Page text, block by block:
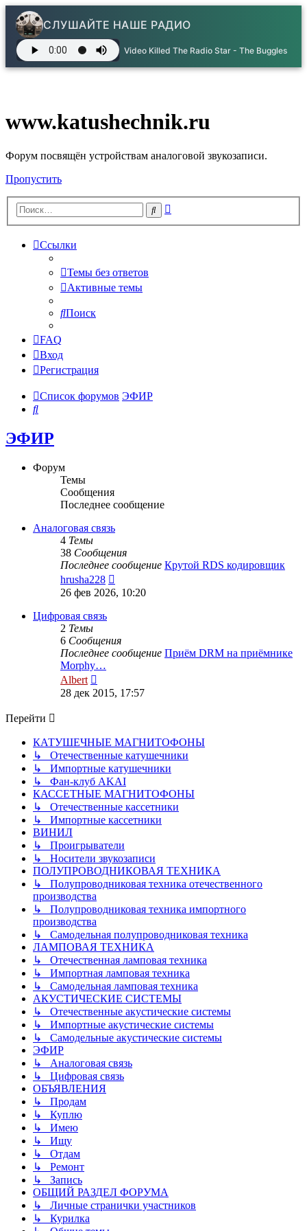
СЛУШАЙТЕ НАШЕ РАДИО
Video Killed The Radio Star - The Buggles
www.katushechnik.ru
Форум посвящён устройствам аналоговой звукозаписи.
Пропустить
Поиск
Ссылки
Темы без ответов
Активные темы
Поиск
FAQ
Вход
Регистрация
Список форумов ЭФИР
Поиск
ЭФИР
Форум
Темы
Сообщения
Последнее сообщение
Аналоговая связь
4 Темы
38 Сообщения
Последнее сообщение Крутой RDS кодировщик
hrusha228
к
последнему
26 фев 2026, 10:20
Цифровая связь
2 Темы
6 Сообщения
Последнее сообщение Приём DRM на приёмнике
Morphy…
Albert
к
последнему
28 дек 2015, 17:57
Перейти
КАТУШЕЧНЫЕ МАГНИТОФОНЫ
↳ Отечественные катушечники
↳ Импортные катушечники
↳ Фан-клуб AKAI
КАССЕТНЫЕ МАГНИТОФОНЫ
↳ Отечественные кассетники
↳ Импортные кассетники
ВИНИЛ
↳ Проигрыватели
↳ Носители звукозаписи
ПОЛУПРОВОДНИКОВАЯ ТЕХНИКА
↳ Полупроводниковая техника отечественного
производства
↳ Полупроводниковая техника импортного
производства
↳ Самодельная полупроводниковая техника
ЛАМПОВАЯ ТЕХНИКА
↳ Отечественная ламповая техника
↳ Импортная ламповая техника
↳ Самодельная ламповая техника
АКУСТИЧЕСКИЕ СИСТЕМЫ
↳ Отечественные акустические системы
↳ Импортные акустические системы
↳ Самодельные акустические системы
ЭФИР
↳ Аналоговая связь
↳ Цифровая связь
ОБЪЯВЛЕНИЯ
↳ Продам
↳ Куплю
↳ Имею
↳ Ищу
↳ Отдам
↳ Ремонт
↳ Запись
ОБЩИЙ РАЗДЕЛ ФОРУМА
↳ Личные странички участников
↳ Курилка